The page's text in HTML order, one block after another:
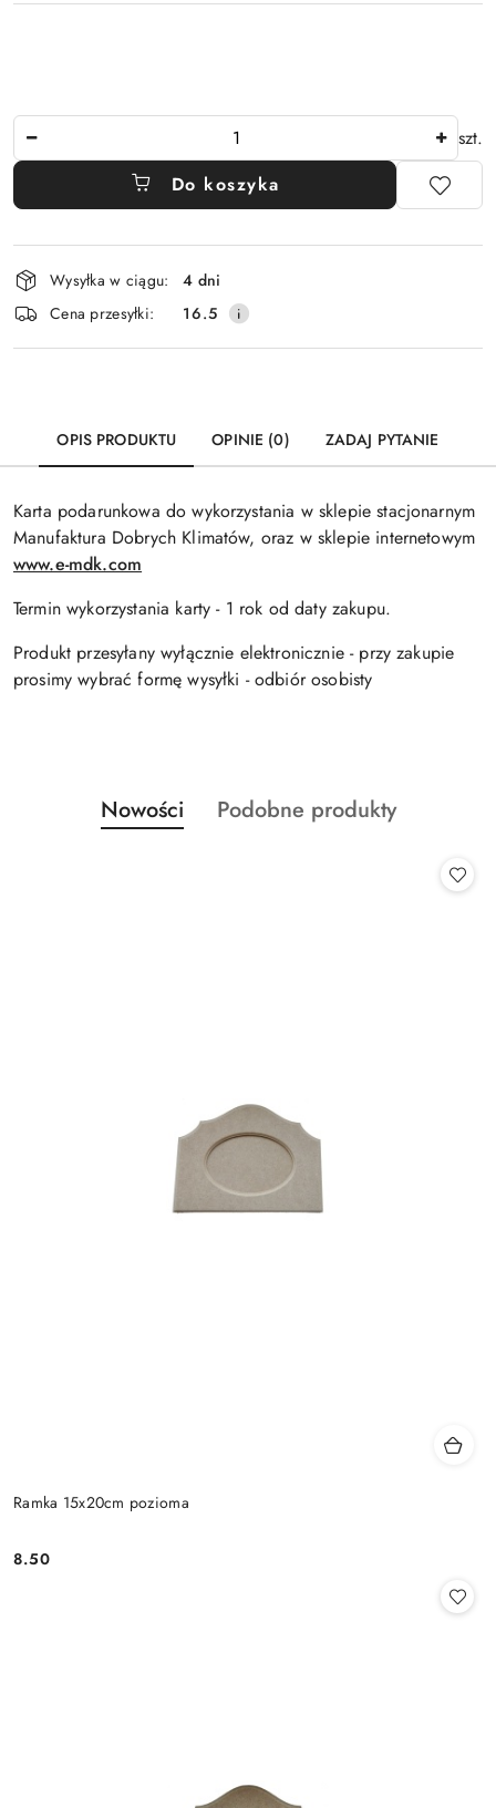
szt.
Do koszyka
Dostępność
i
dostawa
Wysyłka w ciągu:
4 dni
Cena przesyłki:
16.5
OPIS PRODUKTU OPINIE (0) ZADAJ PYTANIE
Karta podarunkowa do wykorzystania w sklepie stacjonarnym
Manufaktura Dobrych Klimatów, oraz w sklepie internetowym
www.e-mdk.com
Termin wykorzystania karty - 1 rok od daty zakupu.
Produkt przesyłany wyłącznie elektronicznie - przy zakupie
prosimy wybrać formę wysyłki - odbiór osobisty
Pomiń karuzelę produktów
Produkty
o
Nowości
Produkty
Podobne produkty
Ramka 15x20cm pozioma
Cena:
8.50